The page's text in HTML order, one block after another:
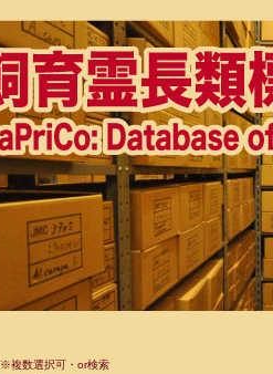
※複数選択可・or検索